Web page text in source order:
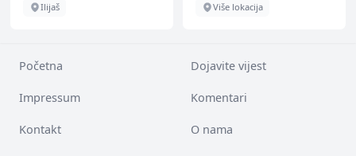
Ilijaš Više lokacija
Početna Dojavite vijest
Impressum Komentari
Kontakt O nama